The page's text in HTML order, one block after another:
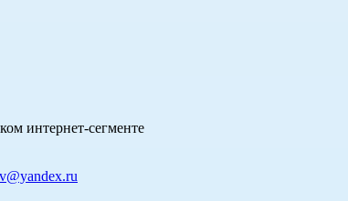
интернет-сегменте